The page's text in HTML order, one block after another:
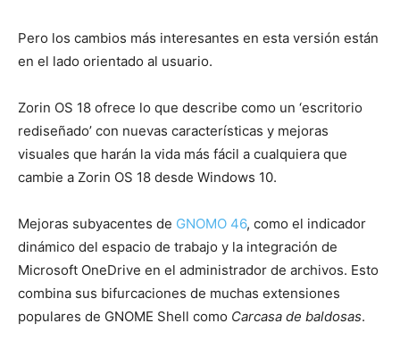
Pero los cambios más interesantes en esta versión están
en el lado orientado al usuario.
Zorin OS 18 ofrece lo que describe como un ‘escritorio
rediseñado’ con nuevas características y mejoras
visuales que harán la vida más fácil a cualquiera que
cambie a Zorin OS 18 desde Windows 10.
Mejoras subyacentes de GNOMO 46, como el indicador
dinámico del espacio de trabajo y la integración de
Microsoft OneDrive en el administrador de archivos. Esto
combina sus bifurcaciones de muchas extensiones
populares de GNOME Shell como Carcasa de baldosas.